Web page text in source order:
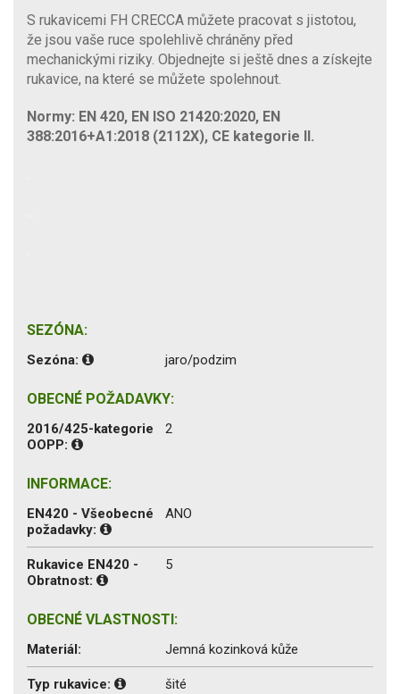
S rukavicemi FH CRECCA můžete pracovat s jistotou,
že jsou vaše ruce spolehlivě chráněny před
mechanickými riziky. Objednejte si ještě dnes a získejte
rukavice, na které se můžete spolehnout.
Normy: EN 420, EN ISO 21420:2020, EN
388:2016+A1:2018 (2112X), CE kategorie II.
SEZÓNA:
Sezóna: jaro/podzim
OBECNÉ POŽADAVKY:
2016/425-kategorie
OOPP:
2
INFORMACE:
EN420 - Všeobecné
požadavky:
ANO
Rukavice EN420 -
Obratnost:
5
OBECNÉ VLASTNOSTI:
Materiál: Jemná kozinková kůže
Typ rukavice: šité